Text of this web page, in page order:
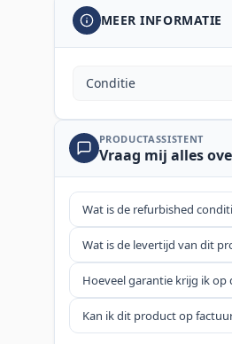
MEER INFORMATIE
Conditie
PRODUCTASSISTENT
Vraag mij alles
Wat is de refurbished
Wat is de levertijd van dit
Hoeveel garantie krijg ik op
Kan ik dit product op